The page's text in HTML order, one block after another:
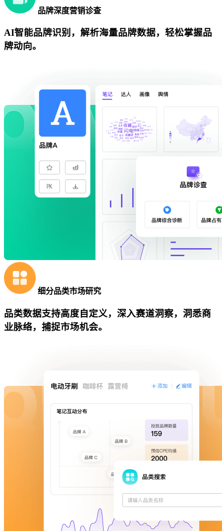
品牌深度营销诊查
AI智能品牌识别，解析海量品牌数据，轻松掌握品
牌动向。
细分品类市场研究
品类数据支持高度自定义，深入赛道洞察，洞悉商
业脉络，捕捉市场机会。